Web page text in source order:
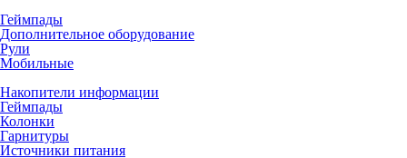
Геймпады
Дополнительное оборудование
Рули
Мобильные
Накопители информации
Геймпады
Колонки
Гарнитуры
Источники питания